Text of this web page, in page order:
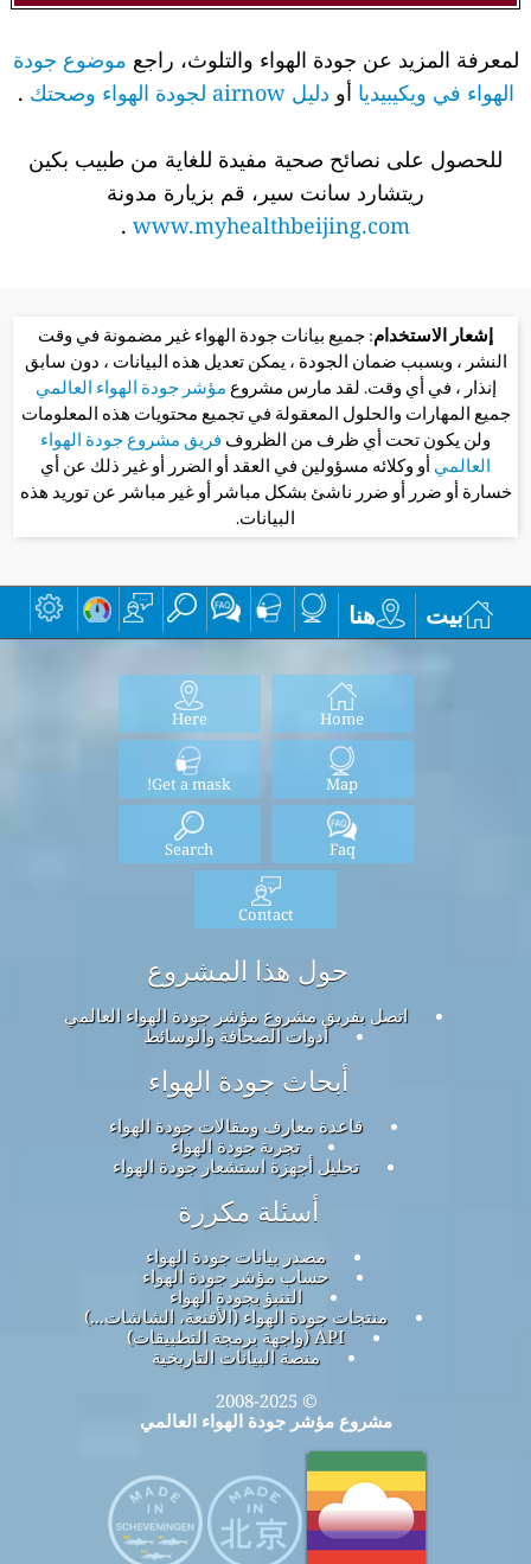
لمعرفة المزيد عن جودة الهواء والتلوث، راجع موضوع جودة
الهواء في ويكيبيديا أو دليل airnow لجودة الهواء وصحتك .
للحصول على نصائح صحية مفيدة للغاية من طبيب بكين
ريتشارد سانت سير، قم بزيارة مدونة
www.myhealthbeijing.com
.
إشعار الاستخدام: جميع بيانات جودة الهواء غير مضمونة في وقت
النشر ، وبسبب ضمان الجودة ، يمكن تعديل هذه البيانات ، دون سابق
إنذار ، في أي وقت. لقد مارس مشروع مؤشر جودة الهواء العالمي
جميع المهارات والحلول المعقولة في تجميع محتويات هذه المعلومات
ولن يكون تحت أي ظرف من الظروف فريق مشروع جودة الهواء
العالمي أو وكلائه مسؤولين في العقد أو الضرر أو غير ذلك عن أي
خسارة أو ضرر أو ضرر ناشئ بشكل مباشر أو غير مباشر عن توريد هذه
البيانات.
بيت هنا
Home
Here
Map
Get a mask!
Faq
Search
Contact
حول هذا المشروع
اتصل بفريق مشروع مؤشر جودة الهواء العالمي
أدوات الصحافة والوسائط
أبحاث جودة الهواء
قاعدة معارف ومقالات جودة الهواء
تجربة جودة الهواء
تحليل أجهزة استشعار جودة الهواء
أسئلة مكررة
مصدر بيانات جودة الهواء
حساب مؤشر جودة الهواء
التنبؤ بجودة الهواء
منتجات جودة الهواء (الأقنعة، الشاشات...)
API (واجهة برمجة التطبيقات)
منصة البيانات التاريخية
© 2008-2025
مشروع مؤشر جودة الهواء العالمي